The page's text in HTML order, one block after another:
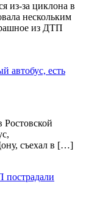
из-за циклона в
нескольким
из ДТП
автобус, есть
съехал в […]
пострадали